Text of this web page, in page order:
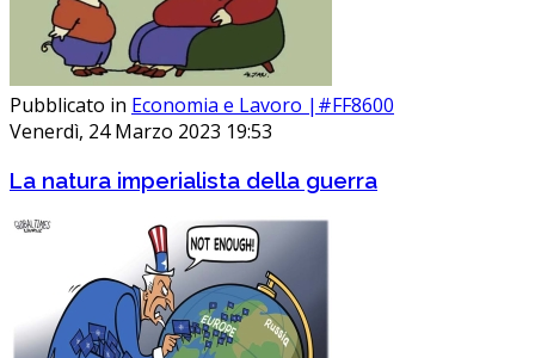
Pubblicato in Economia e Lavoro |#FF8600
Venerdì, 24 Marzo 2023 19:53
La natura imperialista della guerra